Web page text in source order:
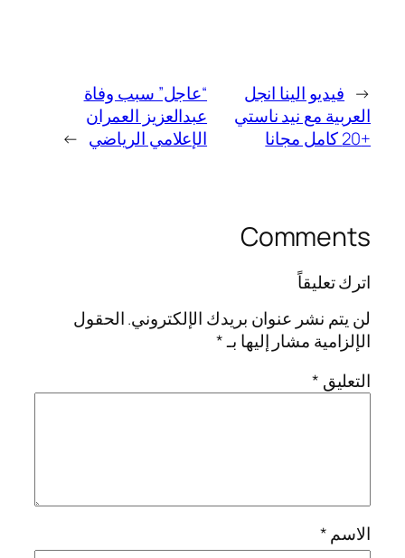
← فيديو الينا انجل
العربية مع نيد ناستي
+20 كامل مجانا
“عاجل” سبب وفاة
عبدالعزيز العمران
الإعلامي الرياضي →
Comments
اترك تعليقاً
لن يتم نشر عنوان بريدك الإلكتروني.الحقول
الإلزامية مشار إليها بـ*
التعليق *
الاسم*